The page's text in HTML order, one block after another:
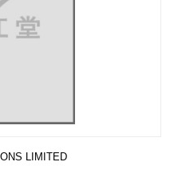
LIMITED